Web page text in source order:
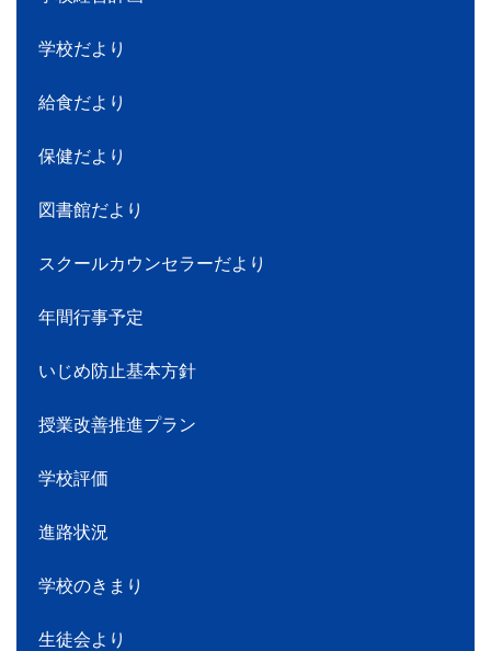
学校だより
給食だより
保健だより
図書館だより
スクールカウンセラーだより
年間行事予定
いじめ防止基本方針
授業改善推進プラン
学校評価
進路状況
学校のきまり
生徒会より